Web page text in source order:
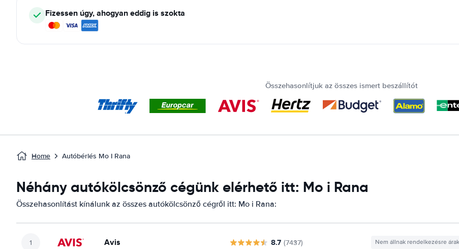
Fizessen úgy, ahogyan eddig is szokta
Összehasonlítjuk az összes ismert beszállítót
Home Autóbérlés Mo I Rana
Néhány autókölcsönző cégünk elérhető itt: Mo i Rana
Összehasonlítást kínálunk az összes autókölcsönző cégről itt: Mo i Rana:
Avis 8.7 (7437) Nem állnak rendelkezésre árak